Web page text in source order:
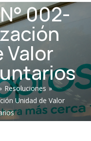
002-
Valor
Resoluciones »
Unidad de Valor